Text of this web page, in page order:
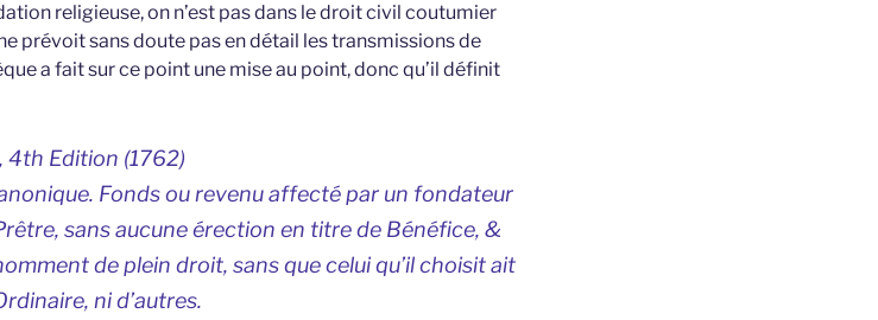
religieuse, on n’est pas dans le droit civil coutumier
prévoit sans doute pas en détail les transmissions de
a fait sur ce point une mise au point, donc qu’il définit
4th Edition (1762)
Fonds ou revenu affecté par un fondateur
sans aucune érection en titre de Bénéfice, &
de plein droit, sans que celui qu’il choisit ait
ni d’autres.